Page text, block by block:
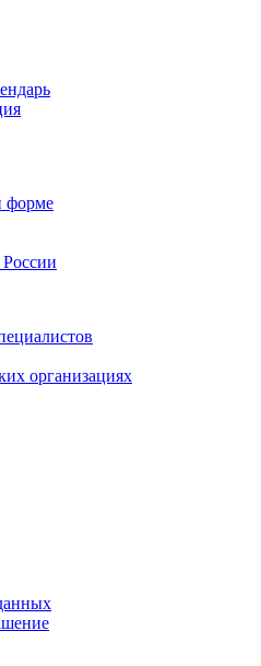
форме
России
организациях